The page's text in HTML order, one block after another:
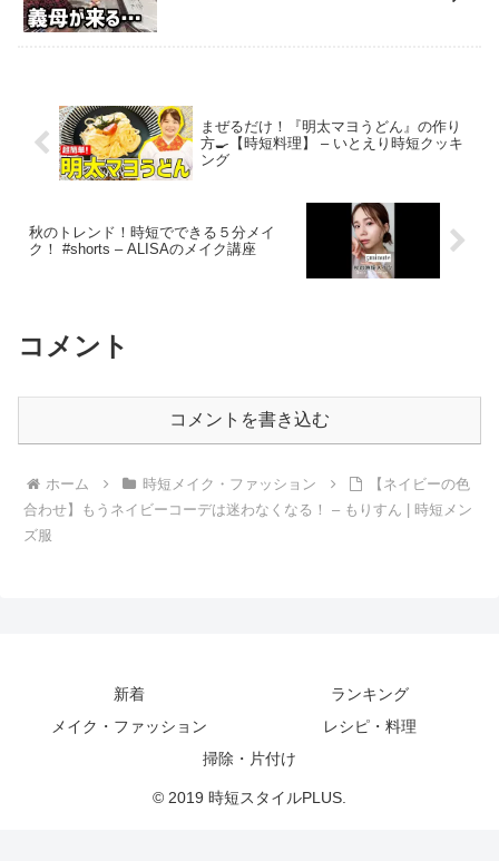
まぜるだけ！『明太マヨうどん』の作り
方🍳【時短料理】 – いとえり時短クッキ
ング
秋のトレンド！時短でできる５分メイ
ク！ #shorts – ALISAのメイク講座
コメント
コメントを書き込む
ホーム 時短メイク・ファッション
【ネイビーの色
合わせ】もうネイビーコーデは迷わなくなる！ – もりすん | 時短メン
ズ服
新着
ランキング
メイク・ファッション
レシピ・料理
掃除・片付け
© 2019 時短スタイルPLUS.